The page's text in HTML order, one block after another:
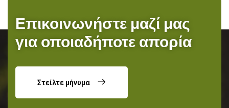
Επικοινωνήστε μαζί μας
για οποιαδήποτε απορία
Στείλτε μήνυμα